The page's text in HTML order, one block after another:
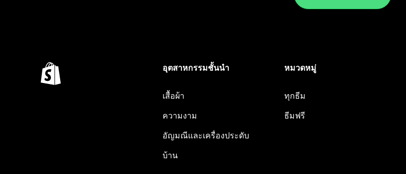
อุตสาหกรรมชั้นนำ
เสื้อผ้า
ความงาม
อัญมณีและเครื่องประดับ
บ้าน
หมวดหมู่
ทุกธีม
ธีมฟรี